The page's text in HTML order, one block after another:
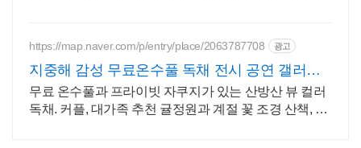
https://map.naver.com/p/entry/place/2063787708 광고
지중해 감성 무료온수풀 독채 전시 공연 갤러리
문화공간
무료 온수풀과 프라이빗 자쿠지가 있는 산방산 뷰 컬러
독채. 커플, 대가족 추천 귤정원과 계절 꽃 조경 산책, 호